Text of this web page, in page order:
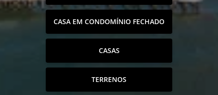
CASA EM CONDOMÍNIO FECHADO
CASAS
TERRENOS